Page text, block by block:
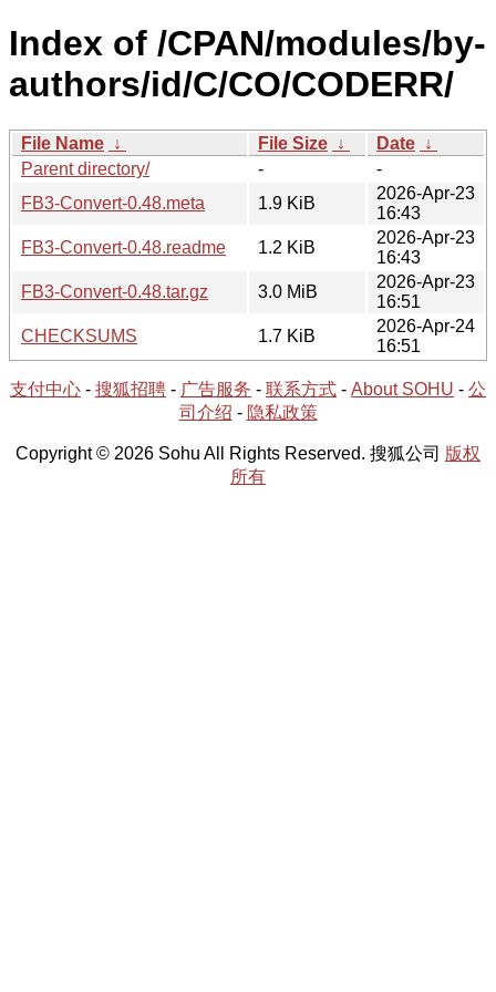
Index of /CPAN/modules/by-
authors/id/C/CO/CODERR/
File Name ↓ File Size ↓ Date ↓
Parent directory/
-
-
FB3-Convert-0.48.meta
1.9 KiB
2026-Apr-23
16:43
FB3-Convert-0.48.readme
1.2 KiB
2026-Apr-23
16:43
FB3-Convert-0.48.tar.gz
3.0 MiB
2026-Apr-23
16:51
CHECKSUMS
1.7 KiB
2026-Apr-24
16:51
支付中心 - 搜狐招聘 - 广告服务 - 联系方式 - About SOHU - 公
司介绍 - 隐私政策
Copyright © 2026 Sohu All Rights Reserved. 搜狐公司 版权
所有